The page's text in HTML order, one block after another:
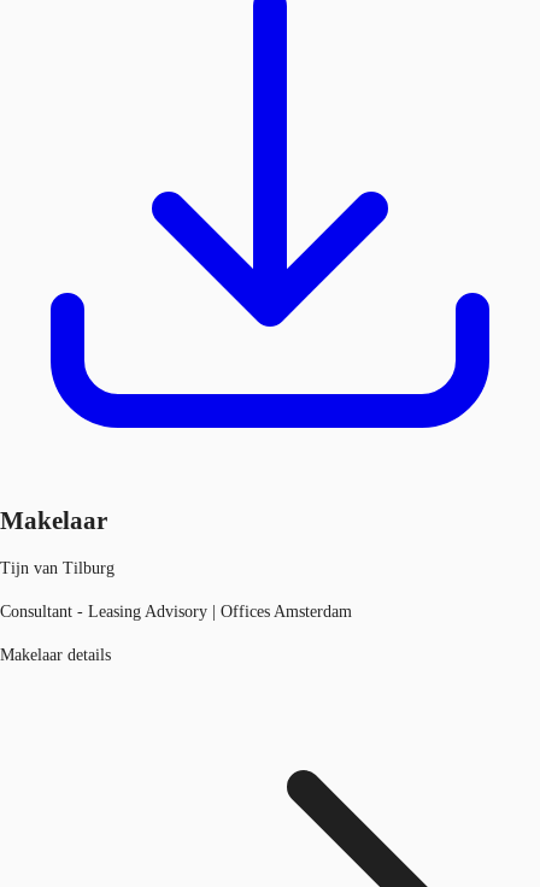
Makelaar
Tijn van Tilburg
Consultant - Leasing Advisory | Offices Amsterdam
Makelaar details